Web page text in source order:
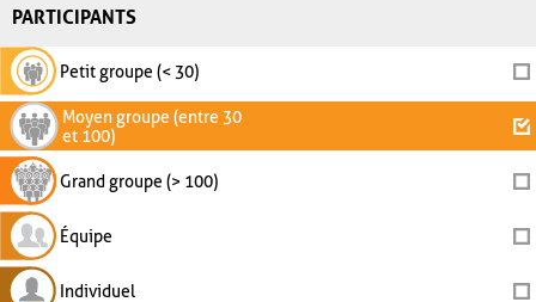
PARTICIPANTS
Petit groupe (< 30)
Moyen groupe (entre 30
et 100)
Grand groupe (> 100)
Équipe
Individuel